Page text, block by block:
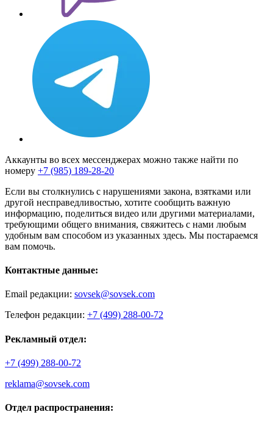
Аккаунты во всех мессенджерах можно также найти по
номеру +7 (985) 189-28-20
Если вы столкнулись с нарушениями закона, взятками или
другой несправедливостью, хотите сообщить важную
информацию, поделиться видео или другими материалами,
требующими общего внимания, свяжитесь с нами любым
удобным вам способом из указанных здесь. Мы постараемся
вам помочь.
Контактные данные:
Email редакции: sovsek@sovsek.com
Телефон редакции: +7 (499) 288-00-72
Рекламный отдел:
+7 (499) 288-00-72
reklama@sovsek.com
Отдел распространения: